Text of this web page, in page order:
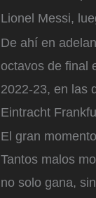
Lionel Messi,
De ahí en
octavos de final
2022-23, en las
Eintracht
El gran
Tantos malos
no solo gana,